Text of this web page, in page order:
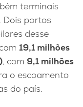
terminais
. Dois portos
desse
19,1 milhões
, com 9,1 milhões
o escoamento
do país.